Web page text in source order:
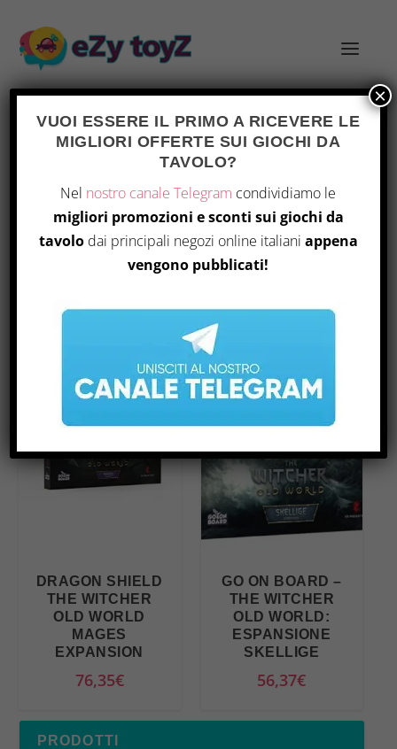
Home/ Prodotto Size / Expansion
Visualizzazione di 2 risultati
DRAGON SHIELD
THE WITCHER
OLD WORLD
MAGES
EXPANSION
76,35€
GO ON BOARD –
THE WITCHER
OLD WORLD:
ESPANSIONE
SKELLIGE
56,37€
PRODOTTI
VUOI ESSERE IL PRIMO A RICEVERE LE
MIGLIORI OFFERTE SUI GIOCHI DA
TAVOLO?
Nel nostro canale Telegram condividiamo le
migliori promozioni e sconti sui giochi da
tavolo dai principali negozi online italiani appena
vengono pubblicati!
×